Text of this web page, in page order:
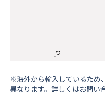
※海外から輸⼊しているため
異なります。詳しくはお問い